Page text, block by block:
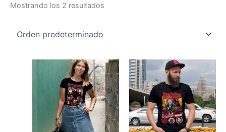
Mostrando los 2 resultados
Este
producto
tiene
múltiples
variantes.
Las
Rango
de
precios:
desde
14,00 €
hasta
16,00 €
Este
producto
tiene
múltiples
variantes.
Las